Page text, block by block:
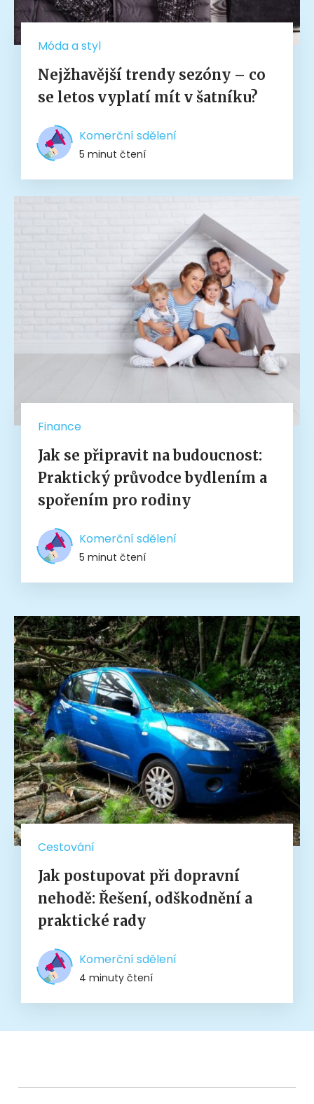
Móda a styl
Nejžhavější trendy sezóny – co
se letos vyplatí mít v šatníku?
Komerční sdělení
5 minut čtení
Finance
Jak se připravit na budoucnost:
Praktický průvodce bydlením a
spořením pro rodiny
Komerční sdělení
5 minut čtení
Cestování
Jak postupovat při dopravní
nehodě: Řešení, odškodnění a
praktické rady
Komerční sdělení
4 minuty čtení